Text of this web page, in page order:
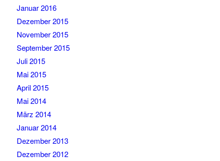
Januar 2016
Dezember 2015
November 2015
September 2015
Juli 2015
Mai 2015
April 2015
Mai 2014
März 2014
Januar 2014
Dezember 2013
Dezember 2012